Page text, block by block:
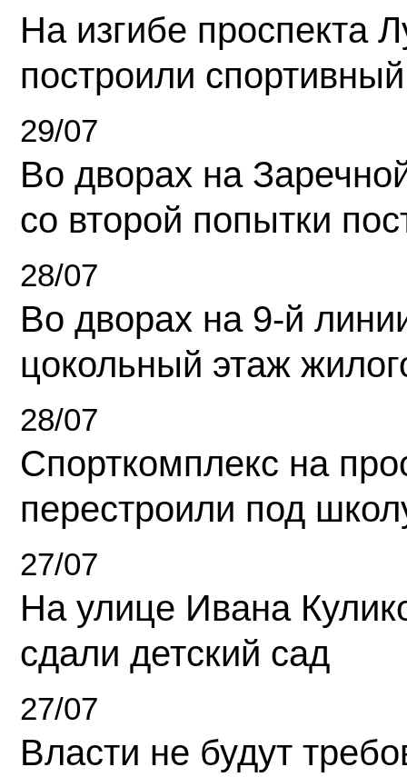
На изгибе проспекта
построили
29/07
Во дворах на
со второй попытки
28/07
Во дворах на 9-й
цокольный этаж
28/07
Спорткомплекс на
перестроили под
27/07
На улице Ивана
сдали детский сад
27/07
Власти не будут